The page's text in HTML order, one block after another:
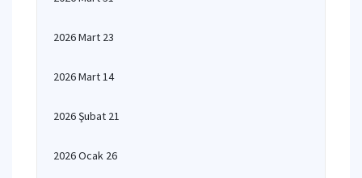
2026 Mart 23
2026 Mart 14
2026 Şubat 21
2026 Ocak 26